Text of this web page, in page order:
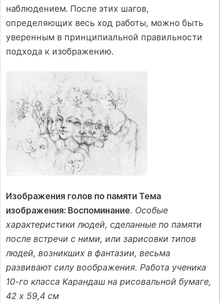
наблюдением. После этих шагов,
определяющих весь ход работы, можно быть
уверенным в принципиальной правильности
подхода к изображению.
Изображения голов по памяти Тема
изображения: Воспоминание. Особые
характеристики людей, сделанные по памяти
после встречи с ними, или зарисовки типов
людей, возникших в фантазии, весьма
развивают силу воображения. Работа ученика
10-го класса Карандаш на рисовальной бумаге,
42 х 59,4 см